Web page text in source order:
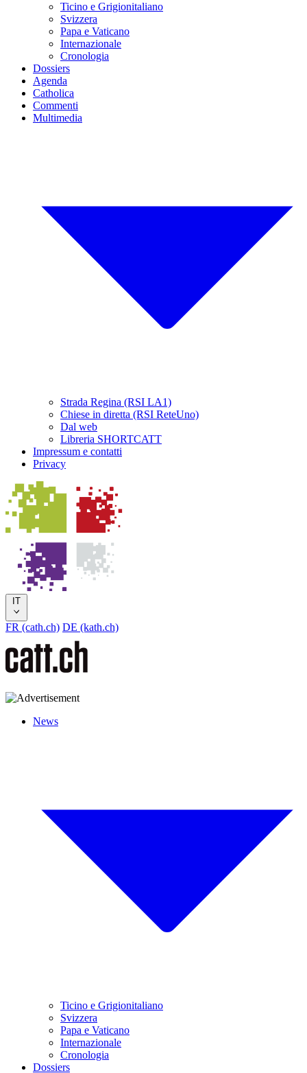
Ticino e Grigionitaliano
Svizzera
Papa e Vaticano
Internazionale
Cronologia
Dossiers
Agenda
Catholica
Commenti
Multimedia
Strada Regina (RSI LA1)
Chiese in diretta (RSI ReteUno)
Dal web
Libreria SHORTCATT
Impressum e contatti
Privacy
IT
FR (cath.ch) DE (kath.ch)
News
Ticino e Grigionitaliano
Svizzera
Papa e Vaticano
Internazionale
Cronologia
Dossiers